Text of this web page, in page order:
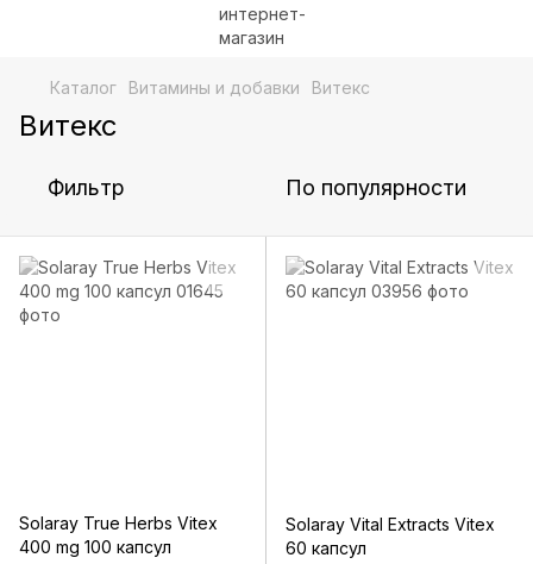
Каталог Витамины и добавки Витекс
Витекс
Фильтр По популярности
Solaray True Herbs Vitex
400 mg 100 капсул
Solaray Vital Extracts Vitex
60 капсул